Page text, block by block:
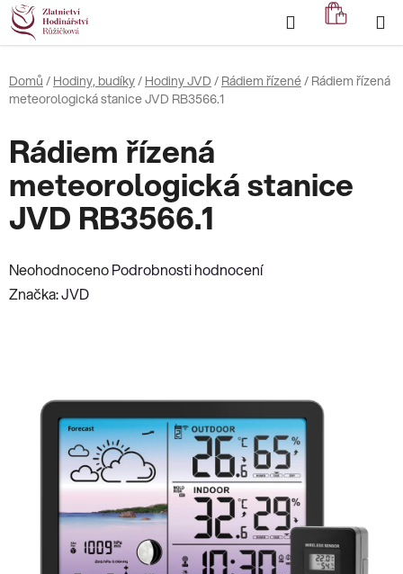
Přejít
na
obsah
Hledat
KOŠÍK
Domů / Hodiny, budíky/ Hodiny JVD / Rádiem řízené/ Rádiem řízená
meteorologická stanice JVD RB3566.1
Rádiem řízená
meteorologická stanice
JVD RB3566.1
Průměrné
hodnocení
hvězdiček.
NeohodnocenoPodrobnosti hodnocení
Značka:JVD